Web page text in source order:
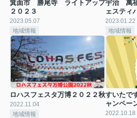
箕面市 勝尾寺 ライトアップ
２０２３
2023.05.07
地域情報
宇治 萬
ェスティ
2023.01.22
地域情報
ロハスフェスタ万博２０２２秋
2022.11.04
地域情報
すいたで
ャンペー
2022.10.18